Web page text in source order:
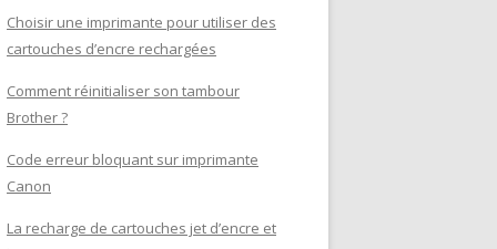
Choisir une imprimante pour utiliser des
cartouches d’encre rechargées
Comment réinitialiser son tambour
Brother ?
Code erreur bloquant sur imprimante
Canon
La recharge de cartouches jet d’encre et